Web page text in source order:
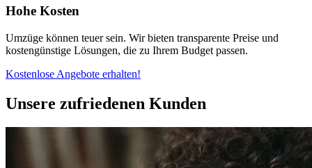
Hohe Kosten
Umzüge können teuer sein. Wir bieten transparente Preise und
kostengünstige Lösungen, die zu Ihrem Budget passen.
Kostenlose Angebote erhalten!
Unsere zufriedenen Kunden